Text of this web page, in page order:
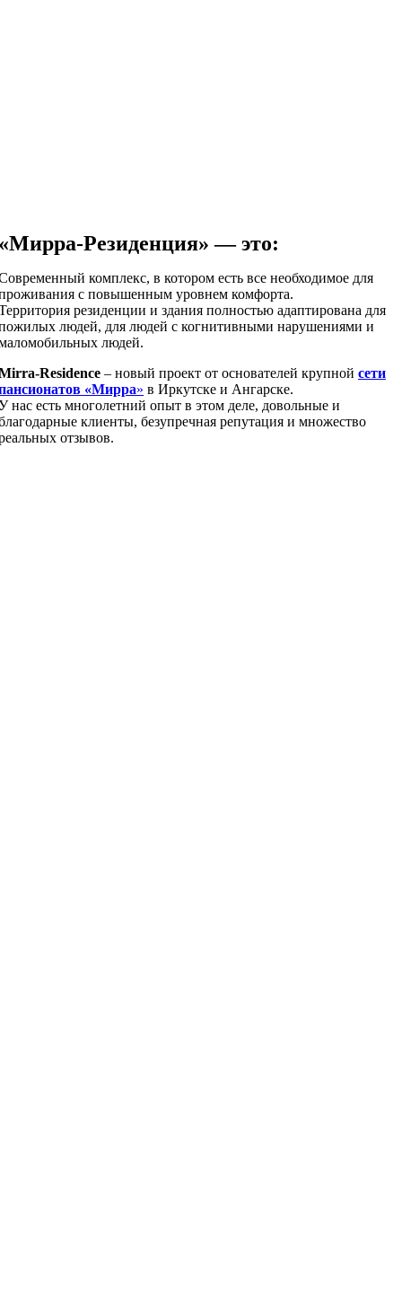
Резиденция» — это:
комплекс, в котором есть все необходимое для
с повышенным уровнем комфорта.
резиденции и здания полностью адаптирована для
людей, для людей с когнитивными нарушениями и
людей.
Residence – новый проект от основателей крупной сети
«Мирра» в Иркутске и Ангарске.
нас есть многолетний опыт в этом деле, довольные и
клиенты, безупречная репутация и множество
отзывов.